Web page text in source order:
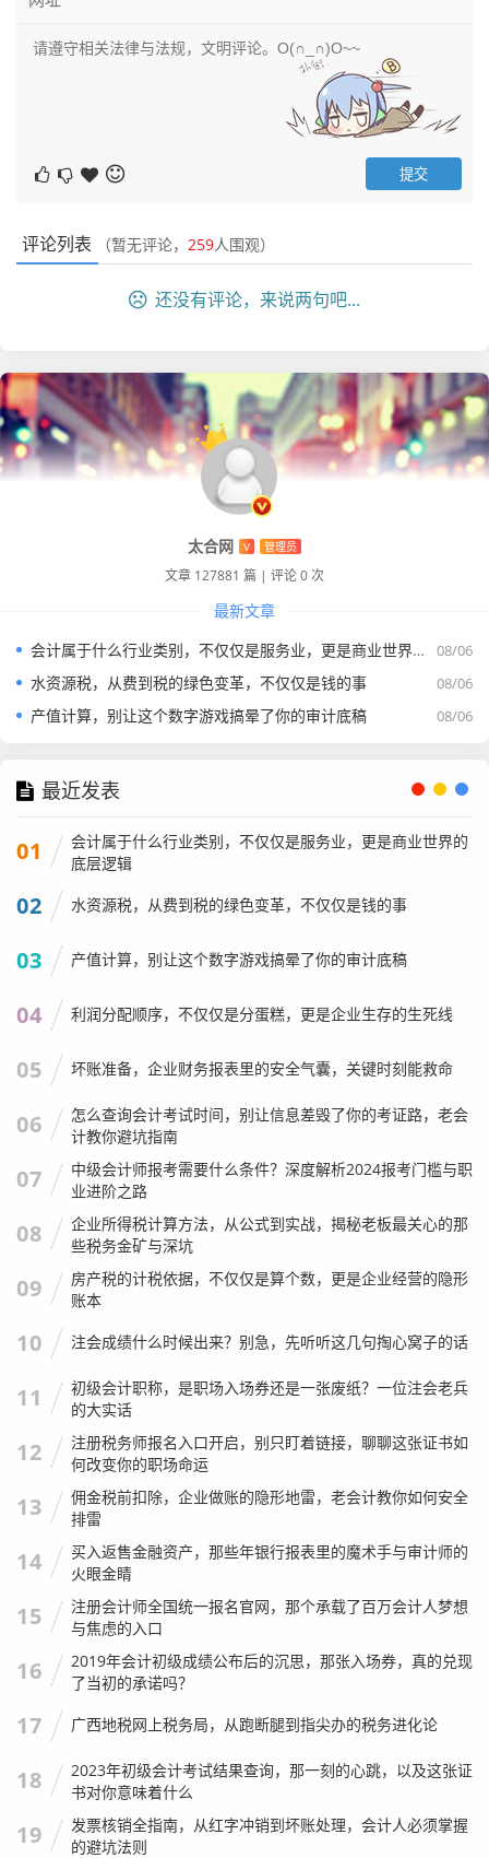
评论列表 （暂无评论， 259人围观）
还没有评论，来说两句吧...
太合网 V 管理员
文章 127881 篇 | 评论 0 次
最新文章
08/06
会计属于什么行业类别，不仅仅是服务业，更是商业世界的底层逻辑
08/06
水资源税，从费到税的绿色变革，不仅仅是钱的事
08/06
产值计算，别让这个数字游戏搞晕了你的审计底稿
最近发表
01
会计属于什么行业类别，不仅仅是服务业，更是商业世界的
底层逻辑
02 水资源税，从费到税的绿色变革，不仅仅是钱的事
03 产值计算，别让这个数字游戏搞晕了你的审计底稿
04 利润分配顺序，不仅仅是分蛋糕，更是企业生存的生死线
05 坏账准备，企业财务报表里的安全气囊，关键时刻能救命
06
怎么查询会计考试时间，别让信息差毁了你的考证路，老会
计教你避坑指南
07
中级会计师报考需要什么条件？深度解析2024报考门槛与职
业进阶之路
08
企业所得税计算方法，从公式到实战，揭秘老板最关心的那
些税务金矿与深坑
09
房产税的计税依据，不仅仅是算个数，更是企业经营的隐形
账本
10 注会成绩什么时候出来？别急，先听听这几句掏心窝子的话
11
初级会计职称，是职场入场券还是一张废纸？一位注会老兵
的大实话
12
注册税务师报名入口开启，别只盯着链接，聊聊这张证书如
何改变你的职场命运
13
佣金税前扣除，企业做账的隐形地雷，老会计教你如何安全
排雷
14
买入返售金融资产，那些年银行报表里的魔术手与审计师的
火眼金睛
15
注册会计师全国统一报名官网，那个承载了百万会计人梦想
与焦虑的入口
16
2019年会计初级成绩公布后的沉思，那张入场券，真的兑现
了当初的承诺吗？
17 广西地税网上税务局，从跑断腿到指尖办的税务进化论
18
2023年初级会计考试结果查询，那一刻的心跳，以及这张证
书对你意味着什么
19
发票核销全指南，从红字冲销到坏账处理，会计人必须掌握
的避坑法则